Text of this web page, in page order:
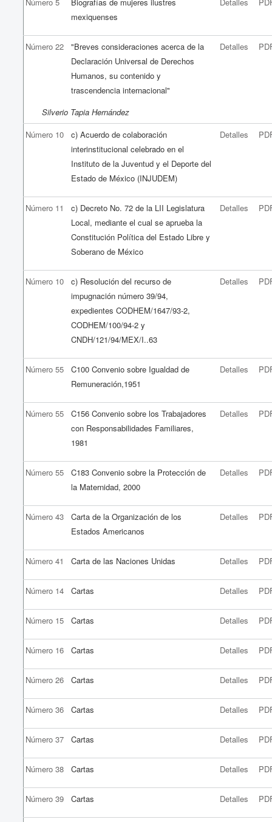
mexiquenses
Número 22
"Breves consideraciones acerca de la
Declaración Universal de Derechos
Humanos, su contenido y
trascendencia internacional"
Detalles
Silverio Tapia Hernández
Número 10
c) Acuerdo de colaboración
interinstitucional celebrado en el
Instituto de la Juventud y el Deporte del
Estado de México (INJUDEM)
Detalles
Número 11
c) Decreto No. 72 de la LII Legislatura
Local, mediante el cual se aprueba la
Constitución Política del Estado Libre y
Soberano de México
Detalles
Número 10
c) Resolución del recurso de
impugnación número 39/94,
expedientes CODHEM/1647/93-2,
CODHEM/100/94-2 y
CNDH/121/94/MEX/I..63
Detalles
Número 55
C100 Convenio sobre Igualdad de
Remuneración,1951
Detalles
Número 55
C156 Convenio sobre los Trabajadores
con Responsabilidades Familiares,
1981
Detalles
Número 55
C183 Convenio sobre la Protección de
la Maternidad, 2000
Detalles
Número 43
Carta de la Organización de los
Estados Americanos
Detalles
Número 41 Carta de las Naciones Unidas Detalles
Número 14 Cartas Detalles
Número 15 Cartas Detalles
Número 16 Cartas Detalles
Número 26 Cartas Detalles
Número 36 Cartas Detalles
Número 37 Cartas Detalles
Número 38 Cartas Detalles
Número 39 Cartas Detalles